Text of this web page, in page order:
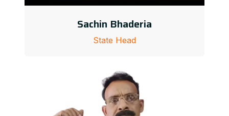
Sachin Bhaderia
State Head